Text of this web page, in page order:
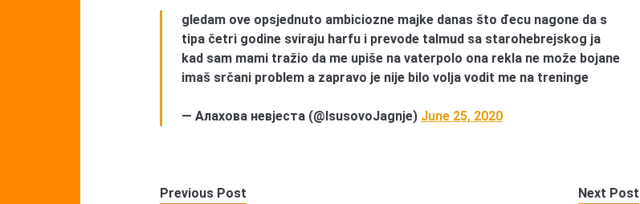
gledam ove opsjednuto ambiciozne majke danas što đecu nagone da s
tipa četri godine sviraju harfu i prevode talmud sa starohebrejskog ja
kad sam mami tražio da me upiše na vaterpolo ona rekla ne može bojane
imaš srčani problem a zapravo je nije bilo volja vodit me na treninge
— Алахова невјеста (@IsusovoJagnje) June 25, 2020
Previous Post
Next Post